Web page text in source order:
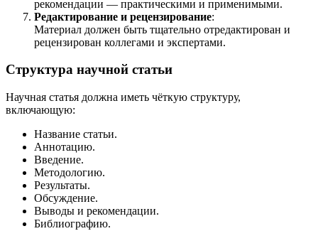
рекомендации — практическими и применимыми.
Редактирование и рецензирование:
Материал должен быть тщательно отредактирован и
рецензирован коллегами и экспертами.
Структура научной статьи
Научная статья должна иметь чёткую структуру,
включающую:
Название статьи.
Аннотацию.
Введение.
Методологию.
Результаты.
Обсуждение.
Выводы и рекомендации.
Библиографию.